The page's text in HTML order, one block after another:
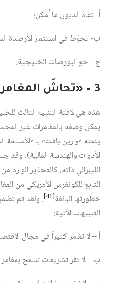
أ- تفادَ الديون ما أمكن؛
ب- تحوّط في استثمار الأرصدة
ج- احمِ البورصات الخليجية.
3 – «تحاشَ المغامرات»
هذه هي لافتة التنبيه الثالث
يمكن وصفه بالمغامرات غير
ينعته «وارين بافت» بـ «الأسلحة
الأدوات والهندسة المالية). وقد
الليبرالي ذاته، كالتحذير الوارد
التابع للكونغرس الأمريكي من
خطورتها البالغة[41]
. ولقد تم
التنبيهات الآتية:
أ – لا تغامر كثيراً في مجال
ب – لا تقر تشريعات تسمح